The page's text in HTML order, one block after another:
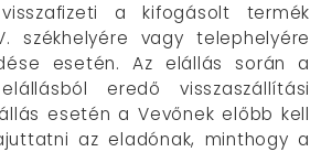
a kifogásolt termék
székhelyére vagy telephelyére
esetén. Az elállás során a
eredő visszaszállítási
esetén a Vevőnek előbb kell
az eladónak, minthogy a